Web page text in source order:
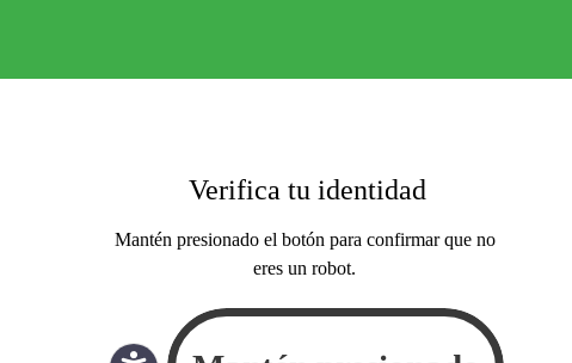
Verifica tu identidad
Mantén presionado el botón para confirmar que no
eres un robot.